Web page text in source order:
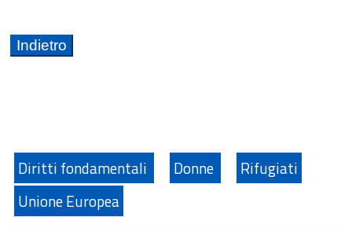
Diritti fondamentali Donne
Rifugiati
Unione Europea